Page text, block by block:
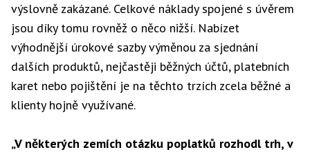
výslovně zakázané. Celkové náklady spojené s úvěrem
jsou díky tomu rovněž o něco nižší. Nabízet
výhodnější úrokové sazby výměnou za sjednání
dalších produktů, nejčastěji běžných účtů, platebních
karet nebo pojištění je na těchto trzích zcela běžné a
klienty hojně využívané.
„V některých zemích otázku poplatků rozhodl trh, v